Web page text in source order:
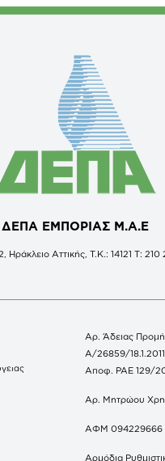
ΔΕΠΑ ΕΜΠΟΡΙΑΣ Μ.Α.Ε
Ηράκλειο Αττικής, Τ.Κ.: 14121 Τ:
Αρ. Άδειας
Α/26859/
Αποφ. ΡΑΕ 129/
Αρ. Μητρώου
ΑΦΜ 094229666
Αρμόδια